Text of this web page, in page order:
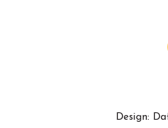
Design: